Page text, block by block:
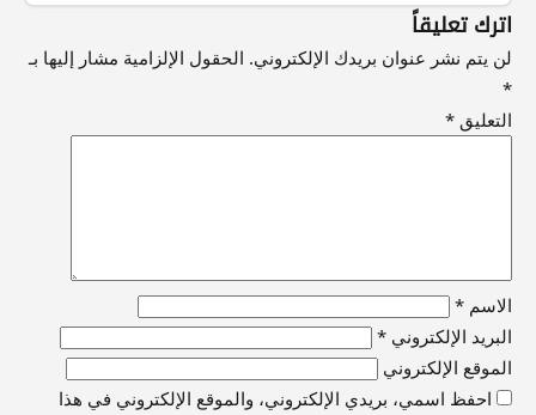
اترك تعليقاً
لن يتم نشر عنوان بريدك الإلكتروني. الحقول الإلزامية مشار إليها بـ
*
التعليق *
الاسم *
البريد الإلكتروني *
الموقع الإلكتروني
احفظ اسمي، بريدي الإلكتروني، والموقع الإلكتروني في هذا